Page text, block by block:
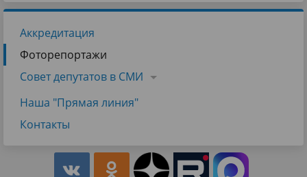
Аккредитация
Фоторепортажи
Совет депутатов в СМИ
Наша "Прямая линия"
Контакты